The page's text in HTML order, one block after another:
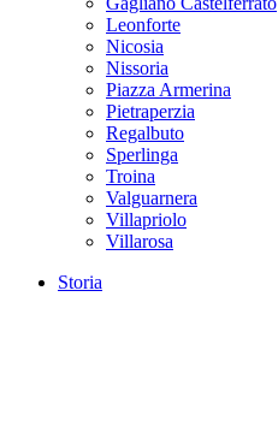
Leonforte
Nicosia
Nissoria
Piazza Armerina
Pietraperzia
Regalbuto
Sperlinga
Troina
Valguarnera
Villapriolo
Villarosa
Storia